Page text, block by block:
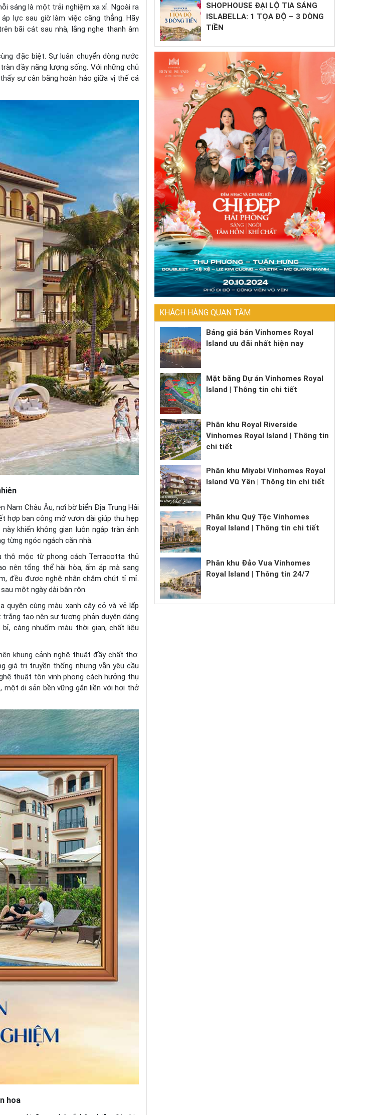
sáng là một trải nghiệm xa xỉ. Ngoài ra
lực sau giờ làm việc căng thẳng. Hãy
bãi cát sau nhà, lắng nghe thanh âm
đặc biệt. Sự luân chuyển dòng nước
đầy năng lượng sống. Với những chủ
sự cân bằng hoàn hảo giữa vị thế cá
Châu Âu, nơi bờ biển Địa Trung Hải
hợp ban công mở vươn dài giúp thu hẹp
khiến không gian luôn ngập tràn ánh
từng ngóc ngách căn nhà.
thô mộc từ phong cách Terracotta thủ
nên tổng thể hài hòa, ấm áp mà sang
đều được nghệ nhân chăm chút tỉ mỉ.
một ngày dài bận rộn.
cùng màu xanh cây cỏ và vẻ lấp
tạo nên sự tương phản duyên dáng
càng nhuốm màu thời gian, chất liệu
khung cảnh nghệ thuật đầy chất thơ.
giá trị truyền thống nhưng vẫn yêu cầu
thuật tôn vinh phong cách hưởng thụ
di sản bền vững gắn liền với hơi thở
hoa
SHOPHOUSE ĐẠI LỘ TIA SÁNG
ISLABELLA: 1 TỌA ĐỘ – 3 DÒNG
TIỀN
KHÁCH HÀNG QUAN TÂM
Bảng giá bán Vinhomes Royal
Island ưu đãi nhất hiện nay
Mặt bằng Dự án Vinhomes Royal
Island | Thông tin chi tiết
Phân khu Royal Riverside
Vinhomes Royal Island | Thông tin
chi tiết
Phân khu Miyabi Vinhomes Royal
Island Vũ Yên | Thông tin chi tiết
Phân khu Quý Tộc Vinhomes
Royal Island | Thông tin chi tiết
Phân khu Đảo Vua Vinhomes
Royal Island | Thông tin 24/7